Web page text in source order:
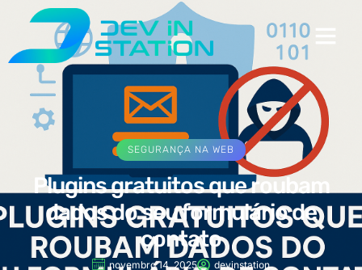
SEGURANÇA NA WEB
Plugins gratuitos que roubam
dados do seu formulário de
contato
novembro 14, 2025 devinstation